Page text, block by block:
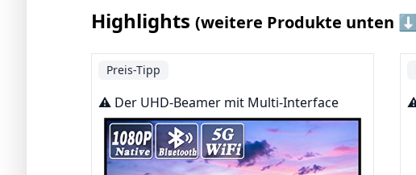
Highlights (weitere Produkte unten
Preis-Tipp
⚠️ Der UHD-Beamer mit Multi-Interface